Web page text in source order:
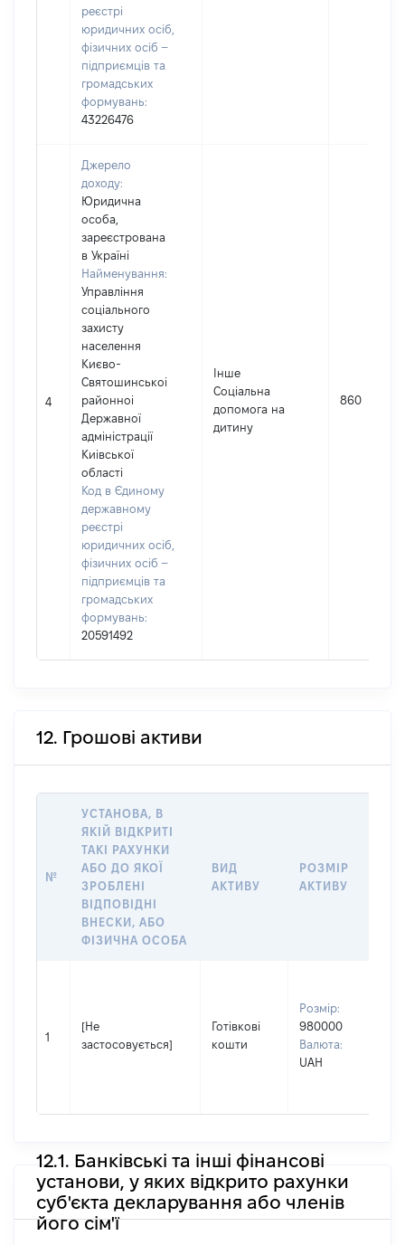
реєстрі
юридичних осіб,
фізичних осіб –
підприємців та
громадських
формувань:
43226476
4
Джерело
доходу:
Юридична
особа,
зареєстрована
в Україні
Найменування:
Управління
соціального
захисту
населення
Києво-
Святошинськоі
районноі
Державної
адміністрації
Киівської
області
Код в Єдиному
державному
реєстрі
юридичних осіб,
фізичних осіб –
підприємців та
громадських
формувань:
20591492
Інше
Соціальна
допомога на
дитину
860
12. Грошові активи
№
УСТАНОВА, В
ЯКІЙ ВІДКРИТІ
ТАКІ РАХУНКИ
АБО ДО ЯКОЇ
ЗРОБЛЕНІ
ВІДПОВІДНІ
ВНЕСКИ, АБО
ФІЗИЧНА ОСОБА
ВИД
АКТИВУ
РОЗМІР
АКТИВУ
1
[Не
застосовується]
Готівкові
кошти
Розмір:
980000
Валюта:
UAH
12.1. Банківські та інші фінансові
установи, у яких відкрито рахунки
суб'єкта декларування або членів
його сім'ї